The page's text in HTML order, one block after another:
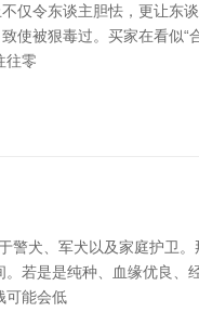
仅令东谈主胆怯，更让东
使被狠毒过。买家在看似
往零
犬、军犬以及家庭护卫
若是是纯种、血缘优良、
可能会低